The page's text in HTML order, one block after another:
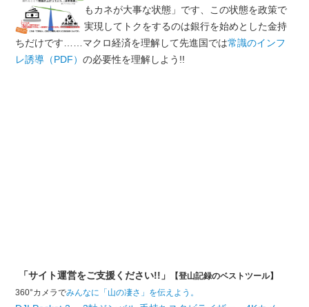
もカネが大事な状態」です、この状態を政策で
実現してトクをするのは銀行を始めとした金持
ちだけです……マクロ経済を理解して先進国では常識のインフ
レ誘導（PDF） の必要性を理解しよう!!
「サイト運営をご支援ください!!」
【登山記録のベストツール】
360°カメラでみんなに「山の凄さ」を伝えよう。